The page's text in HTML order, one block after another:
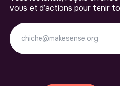
vous et d’actions pour tenir